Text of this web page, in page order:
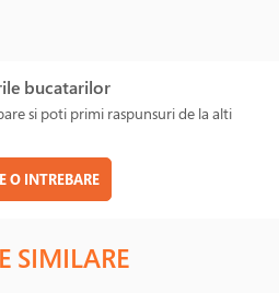
bucatarilor
si poti primi raspunsuri de la alti
O INTREBARE
SIMILARE